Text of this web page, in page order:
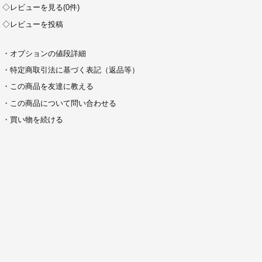
◇レビューを見る(0件)
◇レビューを投稿
・オプションの値段詳細
・特定商取引法に基づく表記（返品等）
・この商品を友達に教える
・この商品について問い合わせる
・買い物を続ける